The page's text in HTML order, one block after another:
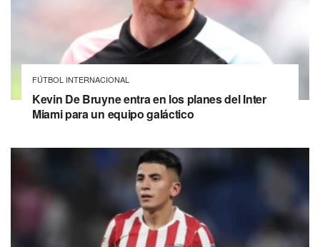
FÚTBOL INTERNACIONAL
Kevin De Bruyne entra en los planes del Inter
Miami para un equipo galáctico